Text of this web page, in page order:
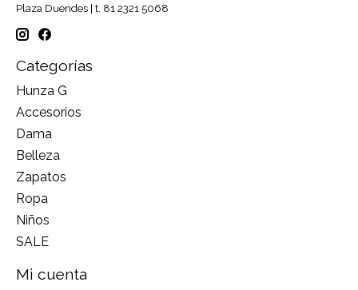
Plaza Duendes | t. 81 2321 5068
Categorías
Hunza G
Accesorios
Dama
Belleza
Zapatos
Ropa
Niños
SALE
Mi cuenta